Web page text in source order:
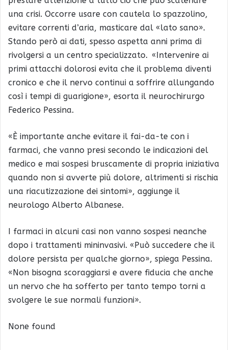
una crisi. Occorre usare con cautela lo spazzolino,
evitare correnti d’aria, masticare dal «lato sano».
Stando però ai dati, spesso aspetta anni prima di
rivolgersi a un centro specializzato. «Intervenire ai
primi attacchi dolorosi evita che il problema diventi
cronico e che il nervo continui a soffrire allungando
così i tempi di guarigione», esorta il neurochirurgo
Federico Pessina.
«È importante anche evitare il fai-da-te con i
farmaci, che vanno presi secondo le indicazioni del
medico e mai sospesi bruscamente di propria iniziativa
quando non si avverte più dolore, altrimenti si rischia
una riacutizzazione dei sintomi», aggiunge il
neurologo Alberto Albanese.
I farmaci in alcuni casi non vanno sospesi neanche
dopo i trattamenti mininvasivi. «Può succedere che il
dolore persista per qualche giorno», spiega Pessina.
«Non bisogna scoraggiarsi e avere fiducia che anche
un nervo che ha sofferto per tanto tempo torni a
svolgere le sue normali funzioni».
None found